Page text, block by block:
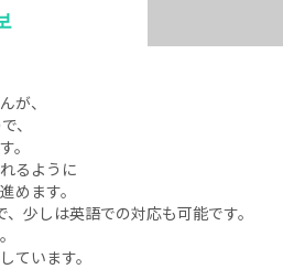
が、
、
。
るように
めます。
少しは英語での対応も可能です。
ています。